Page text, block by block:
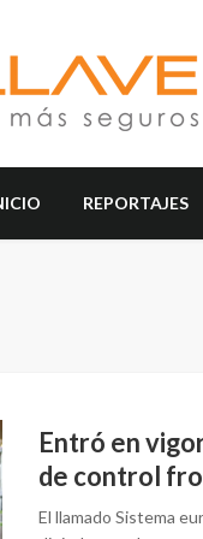
REPORTAJES
Entró en
de control
El llamado Sistema